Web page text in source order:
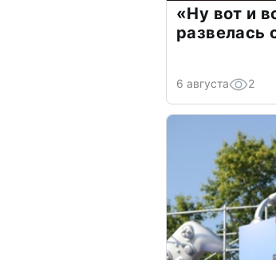
«Ну вот и
6 августа 2